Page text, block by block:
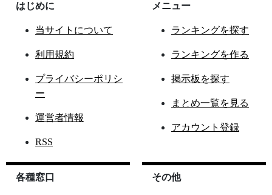
はじめに
当サイトについて
利用規約
プライバシーポリシ
ー
運営者情報
RSS
メニュー
ランキングを探す
ランキングを作る
掲示板を探す
まとめ一覧を見る
アカウント登録
各種窓口 その他